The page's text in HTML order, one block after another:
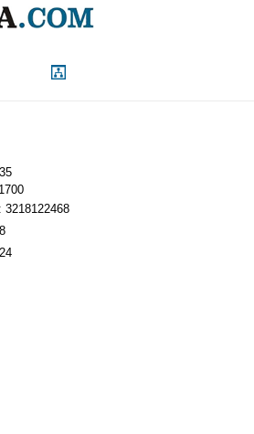
3218122468